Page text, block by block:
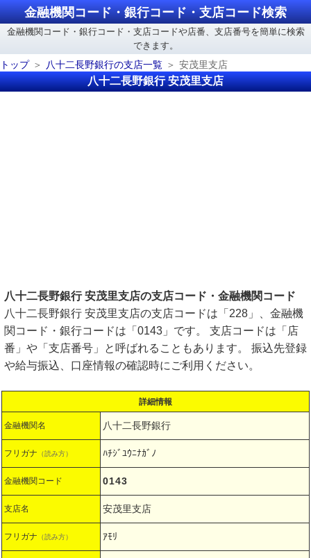
金融機関コード・銀行コード・支店コード検索
金融機関コード・銀行コード・支店コードや店番、支店番号を簡単に検索
できます。
トップ
八十二長野銀行の支店一覧 安茂里支店
八十二長野銀行 安茂里支店
八十二長野銀行 安茂里支店の支店コード・金融機関コード
八十二長野銀行 安茂里支店の支店コードは「228」、金融機
関コード・銀行コードは「0143」です。 支店コードは「店
番」や「支店番号」と呼ばれることもあります。 振込先登録
や給与振込、口座情報の確認時にご利用ください。
詳細情報
金融機関名 八十二長野銀行
フリガナ （読み方） ﾊﾁｼﾞﾕｳﾆﾅｶﾞﾉ
金融機関コード 0143
支店名 安茂里支店
フリガナ （読み方） ｱﾓﾘ